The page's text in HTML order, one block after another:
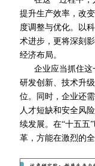
提升生产效率，改
度调整与优化。以
术进步，更将深刻
经济布局。
企业应当抓住
研发创新、技术升
位。同时，企业还
人才短缺和安全风
续发展。在“十五五
革，方能在激烈的